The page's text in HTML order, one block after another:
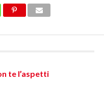
te l’aspetti